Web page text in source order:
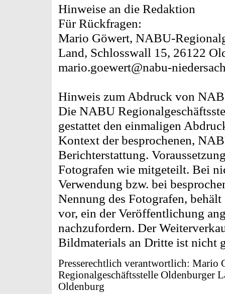
Hinweise an die Redaktion
Für Rückfragen:
Mario Göwert, NABU-
Land, Schlosswall 15, 26122
mario.goewert@nabu-
Hinweis zum Abdruck von
Die NABU
gestattet den einmaligen
Kontext der besprochenen,
Berichterstattung.
Fotografen wie mitgeteilt. Bei
Verwendung bzw. bei
Nennung des Fotografen,
vor, ein der Veröffentlichung
nachzufordern. Der
Bildmaterials an Dritte ist nicht
Presserechtlich verantwortlich: Mario
Regionalgeschäftsstelle Oldenburger
Oldenburg